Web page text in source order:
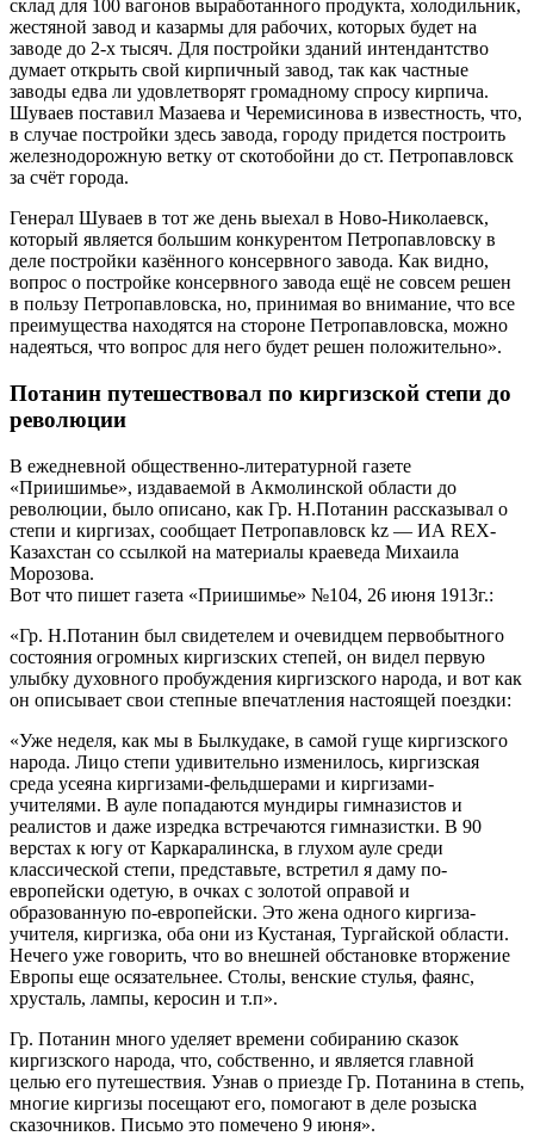
склад для 100 вагонов выработанного продукта, холодильник,
жестяной завод и казармы для рабочих, которых будет на
заводе до 2-х тысяч. Для постройки зданий интендантство
думает открыть свой кирпичный завод, так как частные
заводы едва ли удовлетворят громадному спросу кирпича.
Шуваев поставил Мазаева и Черемисинова в известность, что,
в случае постройки здесь завода, городу придется построить
железнодорожную ветку от скотобойни до ст. Петропавловск
за счёт города.
Генерал Шуваев в тот же день выехал в Ново-Николаевск,
который является большим конкурентом Петропавловску в
деле постройки казённого консервного завода. Как видно,
вопрос о постройке консервного завода ещё не совсем решен
в пользу Петропавловска, но, принимая во внимание, что все
преимущества находятся на стороне Петропавловска, можно
надеяться, что вопрос для него будет решен положительно».
Потанин путешествовал по киргизской степи до
революции
В ежедневной общественно-литературной газете
«Приишимье», издаваемой в Акмолинской области до
революции, было описано, как Гр. Н.Потанин рассказывал о
степи и киргизах, сообщает Петропавловск kz — ИА REX-
Казахстан со ссылкой на материалы краеведа Михаила
Морозова.
Вот что пишет газета «Приишимье» №104, 26 июня 1913г.:
«Гр. Н.Потанин был свидетелем и очевидцем первобытного
состояния огромных киргизских степей, он видел первую
улыбку духовного пробуждения киргизского народа, и вот как
он описывает свои степные впечатления настоящей поездки:
«Уже неделя, как мы в Былкудаке, в самой гуще киргизского
народа. Лицо степи удивительно изменилось, киргизская
среда усеяна киргизами-фельдшерами и киргизами-
учителями. В ауле попадаются мундиры гимназистов и
реалистов и даже изредка встречаются гимназистки. В 90
верстах к югу от Каркаралинска, в глухом ауле среди
классической степи, представьте, встретил я даму по-
европейски одетую, в очках с золотой оправой и
образованную по-европейски. Это жена одного киргиза-
учителя, киргизка, оба они из Кустаная, Тургайской области.
Нечего уже говорить, что во внешней обстановке вторжение
Европы еще осязательнее. Столы, венские стулья, фаянс,
хрусталь, лампы, керосин и т.п».
Гр. Потанин много уделяет времени собиранию сказок
киргизского народа, что, собственно, и является главной
целью его путешествия. Узнав о приезде Гр. Потанина в степь,
многие киргизы посещают его, помогают в деле розыска
сказочников. Письмо это помечено 9 июня».